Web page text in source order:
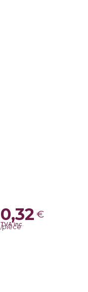
0,32 €
TVA inc.
/pièce